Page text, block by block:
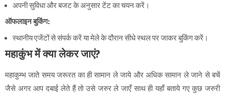
अपनी सुविधा और बजट के अनुसार टेंट का चयन करें।
ऑफलाइन बुकिंग:
स्थानीय एजेंटों से संपर्क करें या मेले के दौरान सीधे स्थल पर जाकर बुकिंग करें।
महाकुंभ में क्या लेकर जाएं?
महाकुम्भ जाते समय जरूरत का ही सामान ले जाये और अधिक सामान ले जाने से बचें
जैसे अगर आप दबाई लेते हैं तो उसे जरुर ले जाएँ साथ ही यहाँ बताये गए कुछ जरुरी